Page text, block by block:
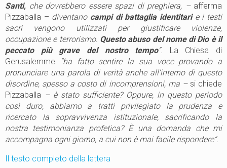
Santi, che dovrebbero essere spazi di preghiera, – afferma
Pizzaballa – diventano campi di battaglia identitarie i testi
sacri vengono utilizzati per giustificare violenze,
occupazione e terrorismo. Questo abuso del nome di Dio è il
peccato più grave del nostro tempo“. La Chiesa di
Gerusalemme
“ha fatto sentire la sua voce provando a
pronunciare una parola di verità anche all’interno di questo
disordine, spesso a costo di incomprensioni, ma – si chiede
Pizzaballa – è stato sufficiente? Oppure, in questo periodo
così duro, abbiamo a tratti privilegiato la prudenza e
ricercato la sopravvivenza istituzionale, sacrificando la
nostra testimonianza profetica? È una domanda che mi
accompagna ogni giorno, a cui non è mai facile rispondere”.
Il testo completo della lettera